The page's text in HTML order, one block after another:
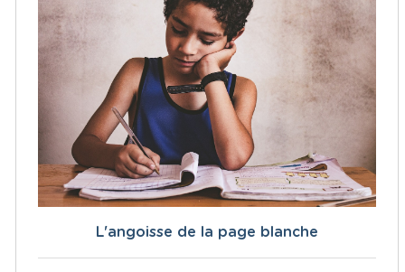
L'angoisse de la page blanche